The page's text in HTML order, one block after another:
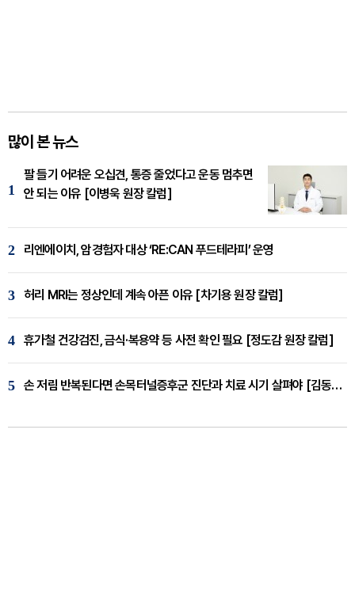
많이 본 뉴스
1
팔 들기 어려운 오십견, 통증 줄었다고 운동 멈추면
안 되는 이유 [이병욱 원장 칼럼]
2 리엔에이치, 암경험자 대상 ‘RE:CAN 푸드테라피’ 운영
3 허리 MRI는 정상인데 계속 아픈 이유 [차기용 원장 칼럼]
4 휴가철 건강검진, 금식·복용약 등 사전 확인 필요 [정도감 원장 칼럼]
5 손 저림 반복된다면 손목터널증후군 진단과 치료 시기 살펴야 [김동현 원장 칼럼]